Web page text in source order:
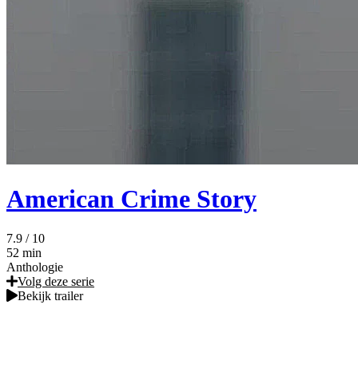
American Crime Story
7.9 / 10
52 min
Anthologie
Volg deze serie
Bekijk trailer